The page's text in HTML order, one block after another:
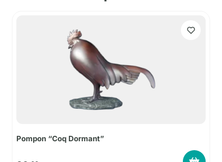
Pompon “Coq Dormant”